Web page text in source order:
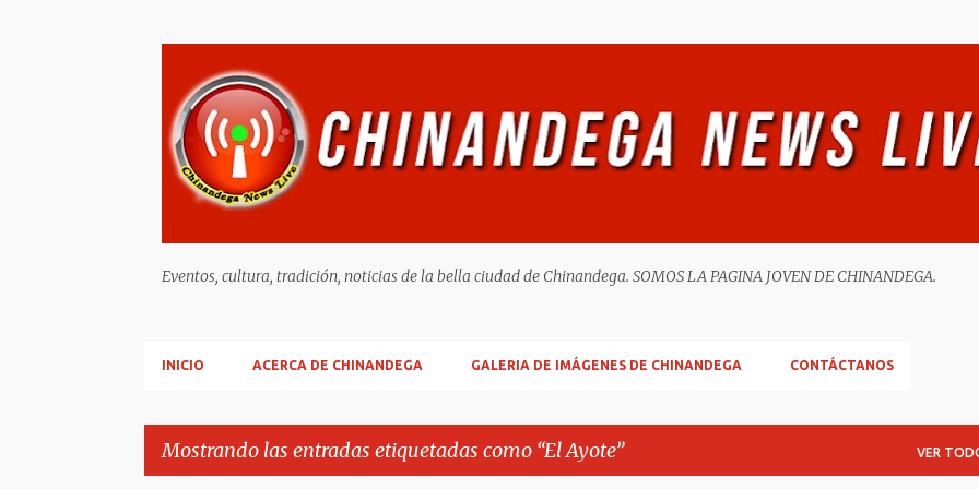
Eventos, cultura, tradición, noticias de la bella ciudad de Chinandega. SOMOS LA PAGINA JOVEN DE CHINANDEGA.
INICIO ACERCA DE CHINANDEGA GALERIA DE IMÁGENES DE CHINANDEGA CONTÁCTANOS
Mostrando las entradas etiquetadas como El Ayote VER